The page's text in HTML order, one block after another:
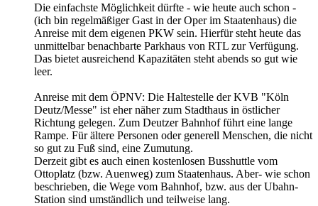
Die einfachste Möglichkeit dürfte - wie heute auch schon -
(ich bin regelmäßiger Gast in der Oper im Staatenhaus) die
Anreise mit dem eigenen PKW sein. Hierfür steht heute das
unmittelbar benachbarte Parkhaus von RTL zur Verfügung.
Das bietet ausreichend Kapazitäten steht abends so gut wie
leer.
Anreise mit dem ÖPNV: Die Haltestelle der KVB "Köln
Deutz/Messe" ist eher näher zum Stadthaus in östlicher
Richtung gelegen. Zum Deutzer Bahnhof führt eine lange
Rampe. Für ältere Personen oder generell Menschen, die nicht
so gut zu Fuß sind, eine Zumutung.
Derzeit gibt es auch einen kostenlosen Busshuttle vom
Ottoplatz (bzw. Auenweg) zum Staatenhaus. Aber- wie schon
beschrieben, die Wege vom Bahnhof, bzw. aus der Ubahn-
Station sind umständlich und teilweise lang.